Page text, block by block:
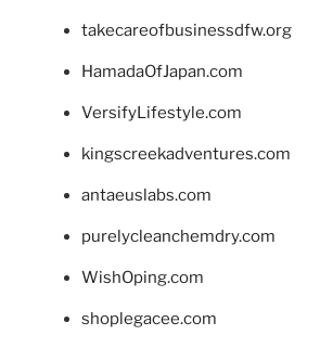
takecareofbusinessdfw.org
HamadaOfJapan.com
VersifyLifestyle.com
kingscreekadventures.com
antaeuslabs.com
purelycleanchemdry.com
WishOping.com
shoplegacee.com